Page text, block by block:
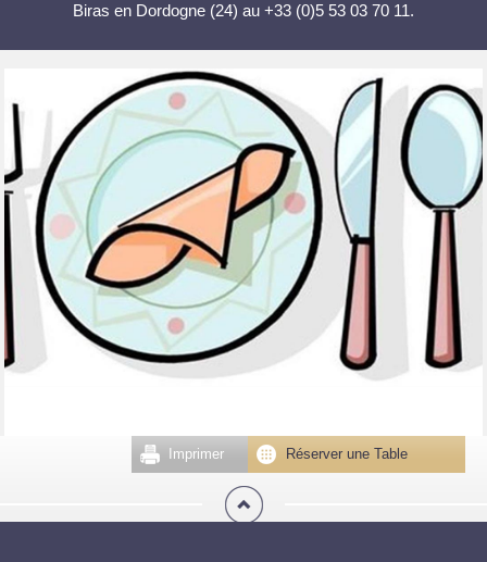
Biras en Dordogne (24) au +33 (0)5 53 03 70 11.
Réserver une Table
Imprimer